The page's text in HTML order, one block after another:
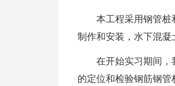
本工程采用钢管桩
制作和安装，水下混凝
在开始实习期间，
的定位和检验钢筋钢